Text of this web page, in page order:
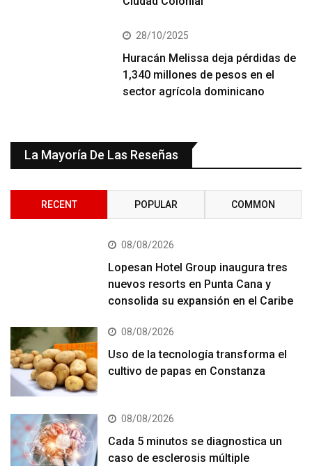
28/10/2025
Huracán Melissa deja pérdidas de
1,340 millones de pesos en el
sector agrícola dominicano
La Mayoría De Las Reseñas
RECENT POPULAR COMMON
08/08/2026
Lopesan Hotel Group inaugura tres
nuevos resorts en Punta Cana y
consolida su expansión en el Caribe
08/08/2026
Uso de la tecnología transforma el
cultivo de papas en Constanza
08/08/2026
Cada 5 minutos se diagnostica un
caso de esclerosis múltiple